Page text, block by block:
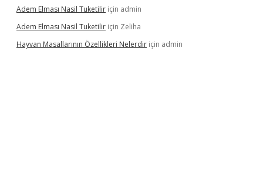
Adem Elması Nasil Tuketilir için admin
Adem Elması Nasil Tuketilir için Zeliha
Hayvan Masallarının Özellikleri Nelerdir için admin